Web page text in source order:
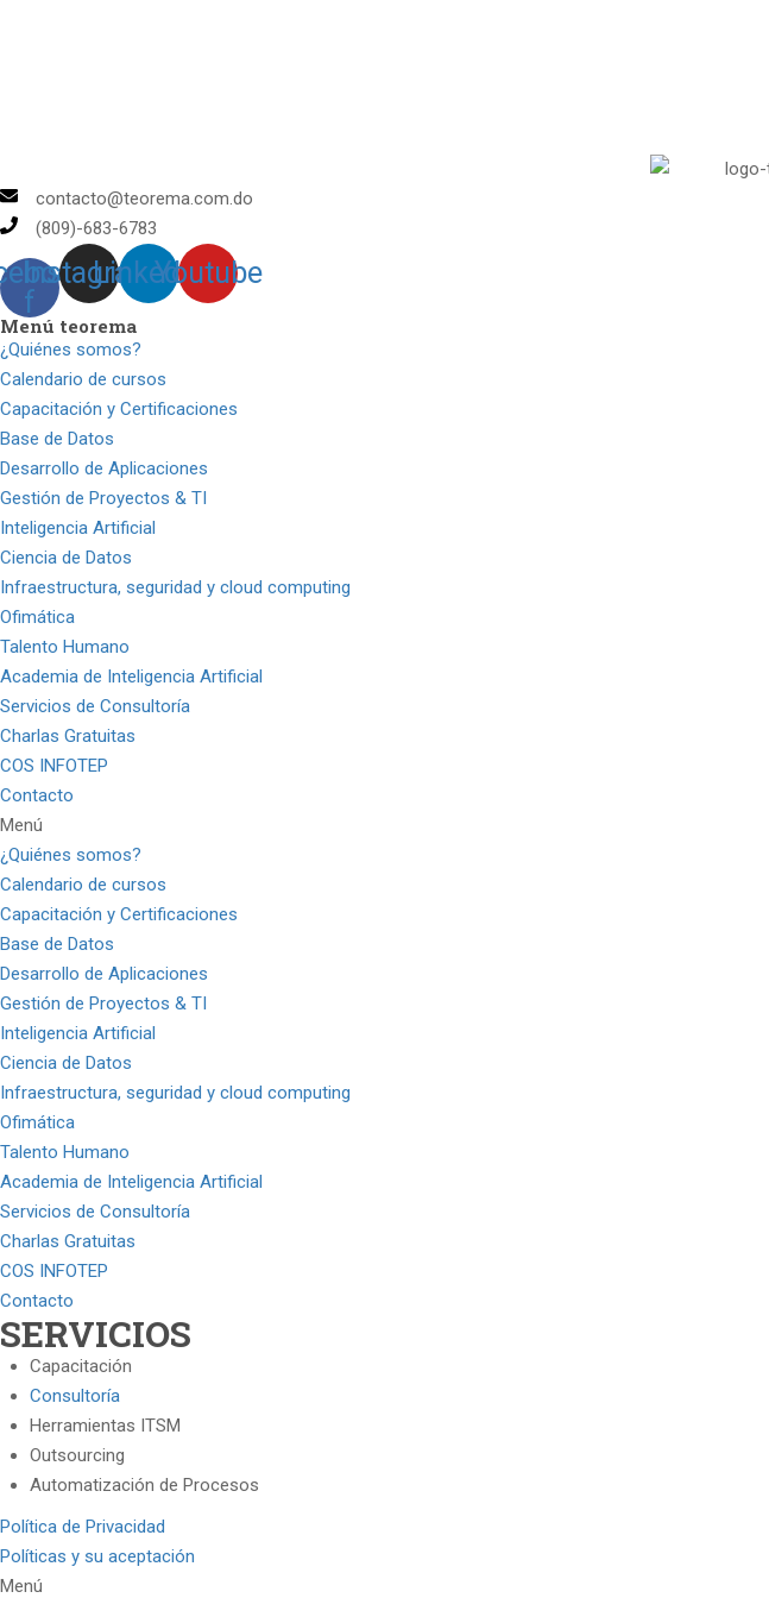
contacto@teorema.com.do
(809)-683-6783
f
Instagram
LinkedinYoutube
Menú teorema
¿Quiénes somos?
Calendario de cursos
Capacitación y Certificaciones
Base de Datos
Desarrollo de Aplicaciones
Gestión de Proyectos & TI
Inteligencia Artificial
Ciencia de Datos
Infraestructura, seguridad y cloud computing
Ofimática
Talento Humano
Academia de Inteligencia Artificial
Servicios de Consultoría
Charlas Gratuitas
COS INFOTEP
Contacto
Menú
¿Quiénes somos?
Calendario de cursos
Capacitación y Certificaciones
Base de Datos
Desarrollo de Aplicaciones
Gestión de Proyectos & TI
Inteligencia Artificial
Ciencia de Datos
Infraestructura, seguridad y cloud computing
Ofimática
Talento Humano
Academia de Inteligencia Artificial
Servicios de Consultoría
Charlas Gratuitas
COS INFOTEP
Contacto
SERVICIOS
Capacitación
Consultoría
Herramientas ITSM
Outsourcing
Automatización de Procesos
Política de Privacidad
Políticas y su aceptación
Menú